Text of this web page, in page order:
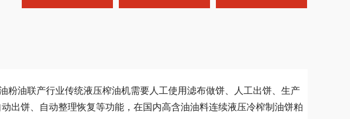
粉油联产行业传统液压榨油机需要人工使用滤布做饼、人工出饼、生产
出饼、自动整理恢复等功能，在国内高含油油料连续液压冷榨制油饼粕